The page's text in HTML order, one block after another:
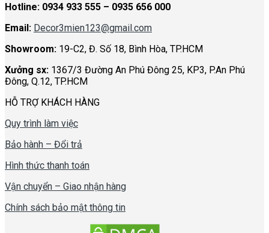
Hotline: 0934 933 555 – 0935 656 000
Email: Decor3mien123@gmail.com
Showroom: 19-C2, Đ. Số 18, Bình Hòa, TP.HCM
Xưởng sx: 1367/3 Đường An Phú Đông 25, KP3, P.An Phú
Đông, Q.12, TP.HCM
HỖ TRỢ KHÁCH HÀNG
Quy trình làm việc
Bảo hành – Đổi trả
Hình thức thanh toán
Vận chuyển – Giao nhận hàng
Chính sách bảo mật thông tin